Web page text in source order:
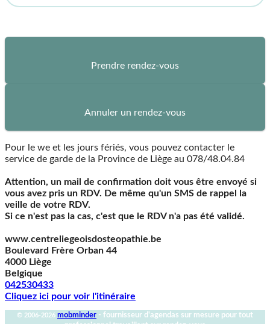
Prendre rendez-vous
Annuler un rendez-vous
Pour le we et les jours fériés, vous pouvez contacter le
service de garde de la Province de Liège au 078/48.04.84
Attention, un mail de confirmation doit vous être envoyé si
vous avez pris un RDV. De même qu'un SMS de rappel la
veille de votre RDV.
Si ce n'est pas la cas, c'est que le RDV n'a pas été validé.
www.centreliegeoisdosteopathie.be
Boulevard Frère Orban 44
4000 Liège
Belgique
042530433
Cliquez ici pour voir l'itinéraire
© 2006-2026 mobminder - fournisseur d'agendas sur mesure pour tout